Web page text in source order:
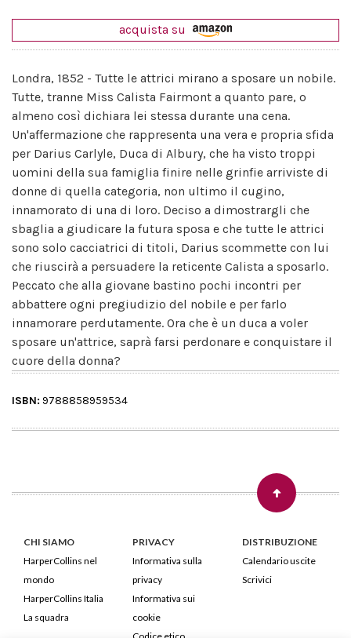
acquista su
Londra, 1852 - Tutte le attrici mirano a sposare un nobile.
Tutte, tranne Miss Calista Fairmont a quanto pare, o
almeno così dichiara lei stessa durante una cena.
Un'affermazione che rappresenta una vera e propria sfida
per Darius Carlyle, Duca di Albury, che ha visto troppi
uomini della sua famiglia finire nelle grinfie arriviste di
donne di quella categoria, non ultimo il cugino,
innamorato di una di loro. Deciso a dimostrargli che
sbaglia a giudicare la futura sposa e che tutte le attrici
sono solo cacciatrici di titoli, Darius scommette con lui
che riuscirà a persuadere la reticente Calista a sposarlo.
Peccato che alla giovane bastino pochi incontri per
abbattere ogni pregiudizio del nobile e per farlo
innamorare perdutamente. Ora che è un duca a voler
sposare un'attrice, saprà farsi perdonare e conquistare il
cuore della donna?
ISBN: 9788858959534
CHI SIAMO
HarperCollins nel
mondo
HarperCollins Italia
La squadra
PRIVACY
Informativa sulla
privacy
Informativa sui
cookie
DISTRIBUZIONE
Calendario uscite
Scrivici